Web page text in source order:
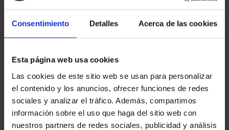
Consentimiento Detalles Acerca de las cookies
Esta página web usa cookies
Las cookies de este sitio web se usan para personalizar
el contenido y los anuncios, ofrecer funciones de redes
sociales y analizar el tráfico. Además, compartimos
información sobre el uso que haga del sitio web con
nuestros partners de redes sociales, publicidad y análisis